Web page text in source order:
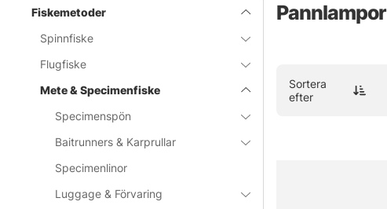
Fiskemetoder
Spinnfiske
Flugfiske
Mete & Specimenfiske
Specimenspön
Baitrunners & Karprullar
Specimenlinor
Luggage & Förvaring
Pannlampor
Sortera
efter